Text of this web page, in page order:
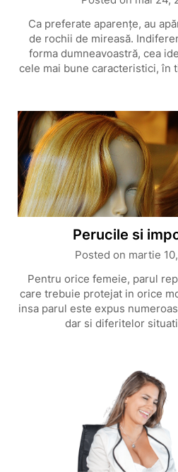
Ca preferate aparențe, au
de rochii de mireasă.
forma dumneavoastră, cea
cele mai bune caracteristici, în
Perucile si
Posted on martie
Pentru orice femeie, parul
care trebuie protejat in orice
insa parul este expus
dar si diferitelor